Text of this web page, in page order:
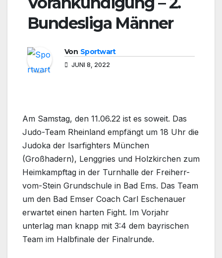
Bundesliga Männer
Von Sportwart
JUNI 8, 2022
Am Samstag, den 11.06.22 ist es soweit. Das
Judo-Team Rheinland empfängt um 18 Uhr die
Judoka der Isarfighters München
(Großhadern), Lenggries und Holzkirchen zum
Heimkampftag in der Turnhalle der Freiherr-
vom-Stein Grundschule in Bad Ems. Das Team
um den Bad Emser Coach Carl Eschenauer
erwartet einen harten Fight. Im Vorjahr
unterlag man knapp mit 3:4 dem bayrischen
Team im Halbfinale der Finalrunde.